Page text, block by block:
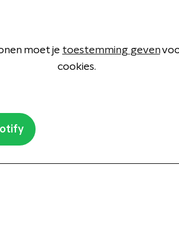
moet je toestemming geven
cookies.